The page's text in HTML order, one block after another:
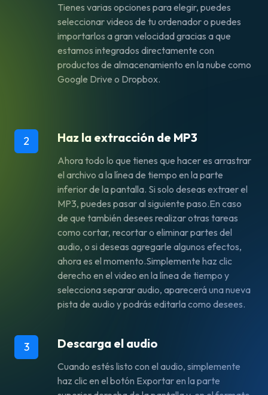
Tienes varias opciones para elegir, puedes
seleccionar videos de tu ordenador o puedes
importarlos a gran velocidad gracias a que
estamos integrados directamente con
productos de almacenamiento en la nube como
Google Drive o Dropbox.
2 Haz la extracción de MP3
Ahora todo lo que tienes que hacer es arrastrar
el archivo a la línea de tiempo en la parte
inferior de la pantalla. Si solo deseas extraer el
MP3, puedes pasar al siguiente paso.En caso
de que también desees realizar otras tareas
como cortar, recortar o eliminar partes del
audio, o si deseas agregarle algunos efectos,
ahora es el momento.Simplemente haz clic
derecho en el video en la línea de tiempo y
selecciona separar audio, aparecerá una nueva
pista de audio y podrás editarla como desees.
3 Descarga el audio
Cuando estés listo con el audio, simplemente
haz clic en el botón Exportar en la parte